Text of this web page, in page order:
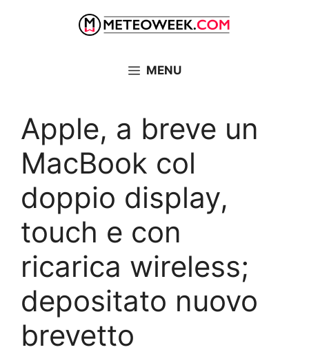
MENU
Apple, a breve un
MacBook col
doppio display,
touch e con
ricarica wireless;
depositato nuovo
brevetto